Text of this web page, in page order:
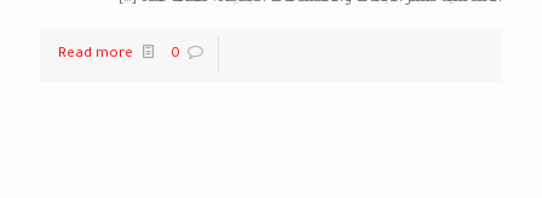
0
Read more